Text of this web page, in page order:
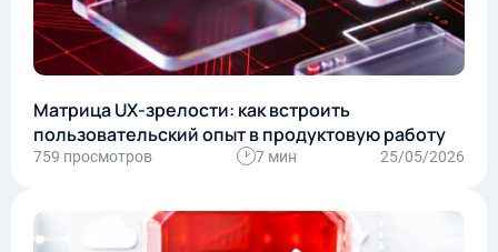
Матрица UX-зрелости: как встроить
пользовательский опыт в продуктовую работу
759 просмотров 7 мин 25/05/2026